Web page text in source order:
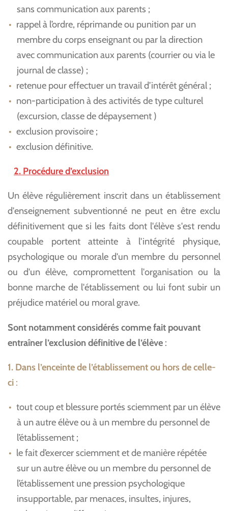
sans communication aux parents ;
rappel à l’ordre, réprimande ou punition par un
membre du corps enseignant ou par la direction
avec communication aux parents (courrier ou via le
journal de classe) ;
retenue pour effectuer un travail d’intérêt général ;
non-participation à des activités de type culturel
(excursion, classe de dépaysement )
exclusion provisoire ;
exclusion définitive.
2. Procédure d’exclusion
Un élève régulièrement inscrit dans un établissement
d'enseignement subventionné ne peut en être exclu
définitivement que si les faits dont l'élève s'est rendu
coupable portent atteinte à l'intégrité physique,
psychologique ou morale d'un membre du personnel
ou d'un élève, compromettent l'organisation ou la
bonne marche de l'établissement ou lui font subir un
préjudice matériel ou moral grave.
Sont notamment considérés comme fait pouvant
entraîner l’exclusion définitive de l’élève :
1. Dans l’enceinte de l’établissement ou hors de celle-
ci :
tout coup et blessure portés sciemment par un élève
à un autre élève ou à un membre du personnel de
l’établissement ;
le fait d’exercer sciemment et de manière répétée
sur un autre élève ou un membre du personnel de
l’établissement une pression psychologique
insupportable, par menaces, insultes, injures,